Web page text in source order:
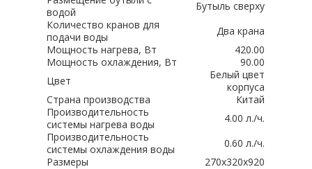
водой
Бутыль сверху
Количество кранов для
подачи воды
Два крана
Мощность нагрева, Вт
420.00
Мощность охлаждения, Вт
90.00
Цвет
Белый цвет
корпуса
Страна производства
Китай
Производительность
системы нагрева воды
4.00 л./ч.
Производительность
системы охлаждения воды
0.60 л./ч.
Размеры
270х320х920